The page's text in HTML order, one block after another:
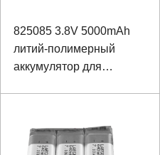
825085 3.8V 5000mAh
литий-полимерный
аккумулятор для